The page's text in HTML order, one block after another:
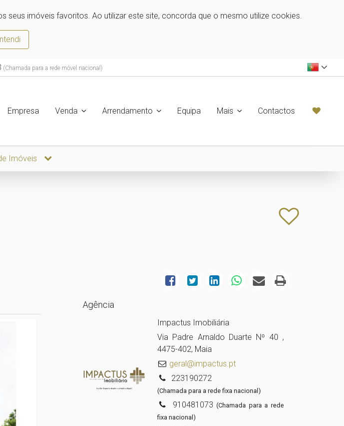
seus imóveis favoritos. Ao utilizar este site, concorda que o mesmo utilize cookies.
(Chamada para a rede móvel nacional)
Empresa Venda Arrendamento Equipa Mais Contactos
Imóveis
Agência
Impactus Imobiliária
Via Padre Arnaldo Duarte Nº 40 ,
4475-402, Maia
geral@impactus.pt
223190272
(Chamada para a rede fixa nacional)
910481073 (Chamada para a rede
fixa nacional)